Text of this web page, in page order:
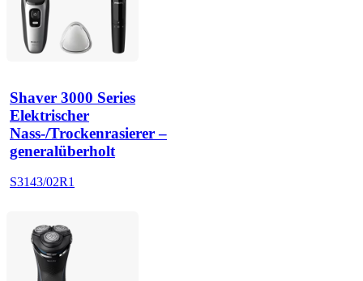
Shaver 3000 Series
Elektrischer
Nass-/Trockenrasierer –
generalüberholt
S3143/02R1